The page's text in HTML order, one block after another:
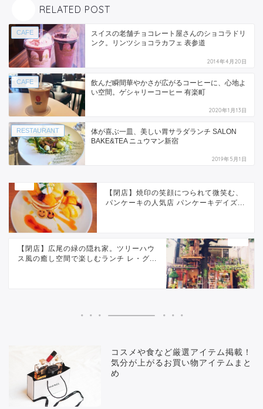
RELATED POST
CAFE
スイスの老舗チョコレート屋さんのショコラドリ
ンク。リンツショコラカフェ 表参道
2014年4月20日
CAFE
飲んだ瞬間華やかさが広がるコーヒーに、心地よ
い空間。ゲシャリーコーヒー 有楽町
2020年1月13日
RESTAURANT
体が喜ぶ一皿、美しい胃サラダランチ SALON
BAKE&TEA ニュウマン新宿
2019年5月1日
【閉店】焼印の笑顔につられて微笑む、
パンケーキの人気店 パンケーキデイズ...
【閉店】広尾の緑の隠れ家。ツリーハウ
ス風の癒し空間で楽しむランチ レ・グ...
コスメや食など厳選アイテム掲載！
気分が上がるお買い物アイテムまと
め